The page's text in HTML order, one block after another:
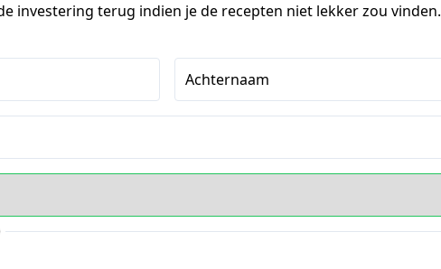
investering terug indien je de recepten niet lekker zou vinden.
Achternaam